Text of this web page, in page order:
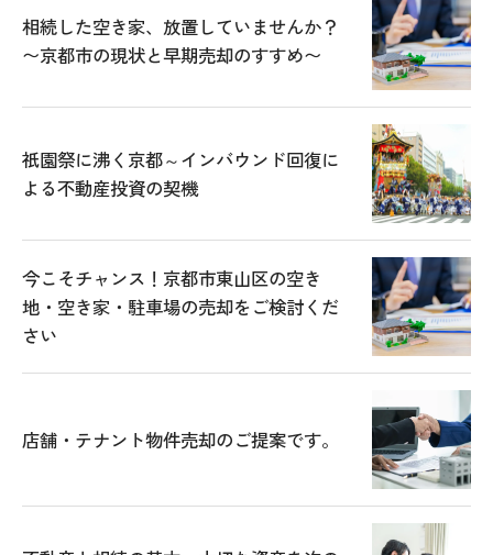
相続した空き家、放置していませんか？
〜京都市の現状と早期売却のすすめ〜
祇園祭に沸く京都～インバウンド回復に
よる不動産投資の契機
今こそチャンス！京都市東山区の空き
地・空き家・駐車場の売却をご検討くだ
さい
店舗・テナント物件売却のご提案です。